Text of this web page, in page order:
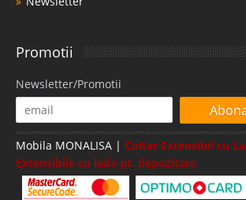
Promotii
Newsletter/Promotii
Mobila MONALISA | Coltar Extensibil cu
Extensibile cu lada pt. depozitare